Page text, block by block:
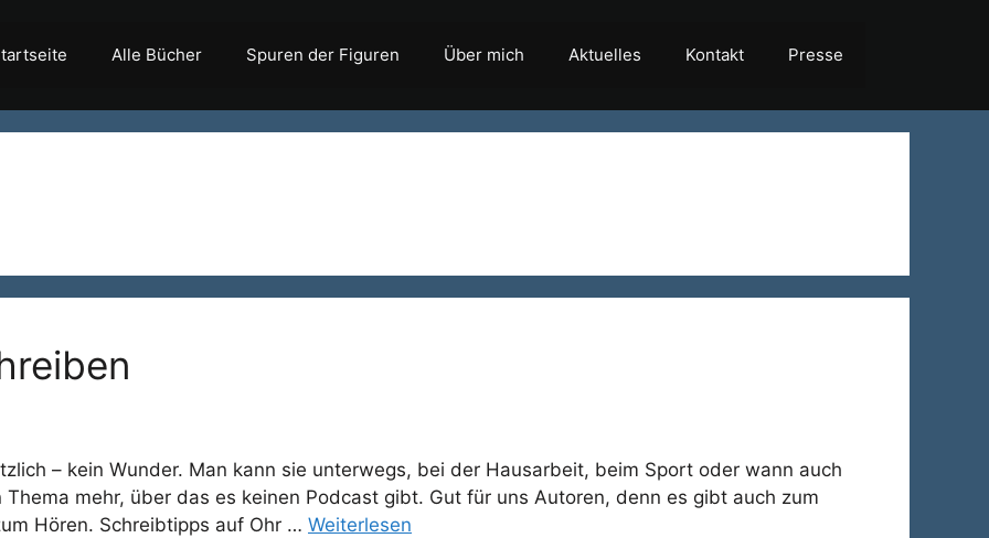
Alle Bücher Spuren der Figuren Über mich Aktuelles Kontakt Presse
– kein Wunder. Man kann sie unterwegs, bei der Hausarbeit, beim Sport oder wann auch
mehr, über das es keinen Podcast gibt. Gut für uns Autoren, denn es gibt auch zum
Hören. Schreibtipps auf Ohr … Weiterlesen